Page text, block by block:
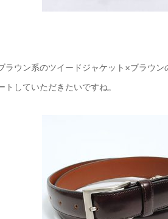
ラウン系のツイードジャケット×ブラウ
トしていただきたいですね。